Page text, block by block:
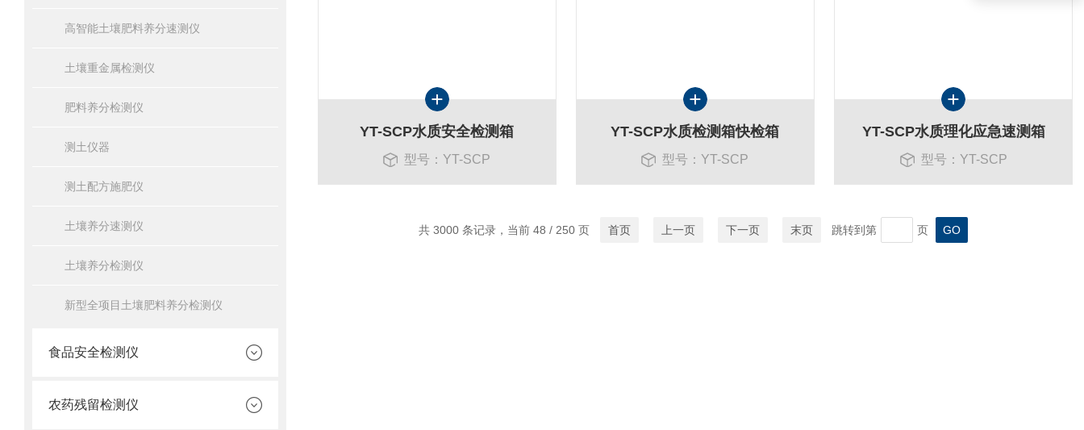
高智能土壤肥料养分速测仪
土壤重金属检测仪
肥料养分检测仪
测土仪器
测土配方施肥仪
土壤养分速测仪
土壤养分检测仪
新型全项目土壤肥料养分检测仪
食品安全检测仪
农药残留检测仪
YT-SCP水质安全检测箱
型号：YT-SCP
YT-SCP水质检测箱快检箱
型号：YT-SCP
YT-SCP水质理化应急速测箱
型号：YT-SCP
共 3000 条记录，当前 48 / 250 页 首页 上一页 下一页 末页 跳转到第 页